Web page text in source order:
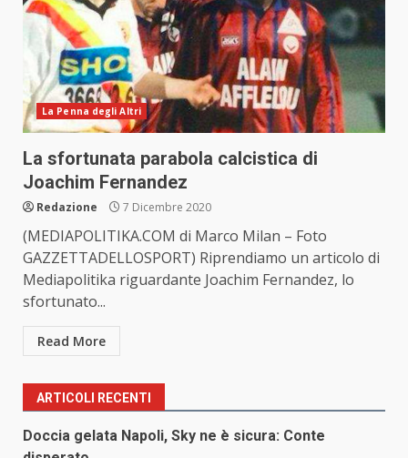
La Penna degli Altri
La sfortunata parabola calcistica di
Joachim Fernandez
Redazione 7 Dicembre 2020
(MEDIAPOLITIKA.COM di Marco Milan – Foto
GAZZETTADELLOSPORT) Riprendiamo un articolo di
Mediapolitika riguardante Joachim Fernandez, lo
sfortunato...
Read More
ARTICOLI RECENTI
Doccia gelata Napoli, Sky ne è sicura: Conte